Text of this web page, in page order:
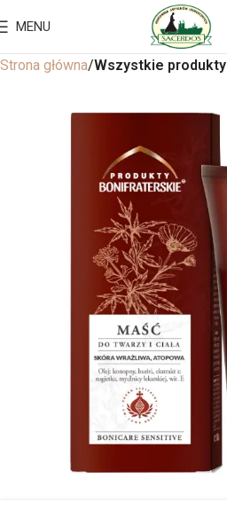
MENU
Strona główna Wszystkie produkty